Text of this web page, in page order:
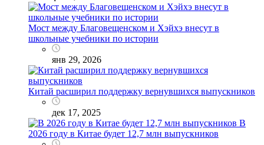
Мост между Благовещенском и Хэйхэ внесут в
школьные учебники по истории
янв 29, 2026
Китай расширил поддержку вернувшихся выпускников
дек 17, 2025
В
2026 году в Китае будет 12,7 млн выпускников